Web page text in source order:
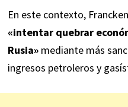
En este contexto,
«intentar quebrar
Rusia»mediante más
ingresos petroleros y